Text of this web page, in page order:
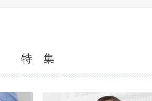
特 集